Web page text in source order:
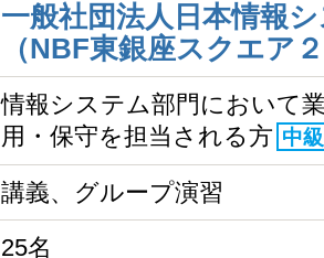
一般社団法人日本情報
（NBF東銀座スクエア
情報システム部門において
用・保守を担当される方 中級
講義、グループ演習
25名